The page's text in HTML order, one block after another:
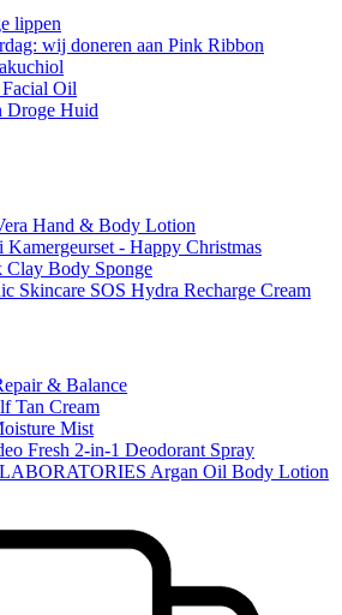
lippen
wij doneren aan Pink Ribbon
Oil
Droge Huid
Hand & Body Lotion
- Happy Christmas
Clay Body Sponge
Skincare SOS Hydra Recharge Cream
& Balance
Tan Cream
Mist
Fresh 2-in-1 Deodorant Spray
Argan Oil Body Lotion